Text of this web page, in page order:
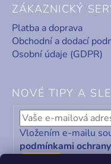
ZÁKAZNICKÝ
Platba a doprava
Obchodní a dodací
Osobní údaje (GDPR)
NOVÉ TIPY A
Vložením e-mailu
podmínkami